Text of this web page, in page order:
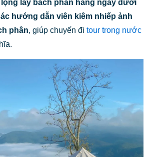
lẫy bách phân hằng ngày dưới
hướng dẫn viên kiêm nhiếp ảnh
phân, giúp chuyến đi tour trong nước